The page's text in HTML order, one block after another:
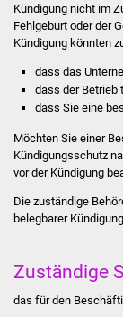
Kündigung nicht im
Fehlgeburt oder der
Kündigung könnten
dass das
dass der Betrieb
dass Sie eine
Möchten Sie einer
Kündigungsschutz
vor der Kündigung
Die zuständige
belegbarer
Zuständige
das für den